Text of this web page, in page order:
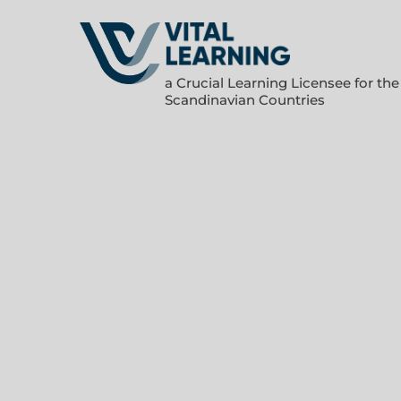
a Crucial Learning Licensee for the
Scandinavian Countries